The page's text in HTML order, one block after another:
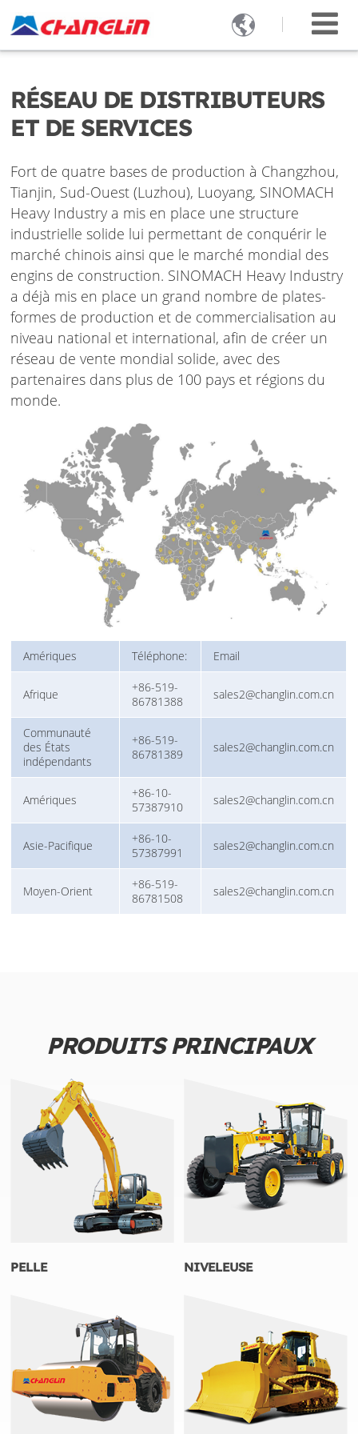

RÉSEAU DE DISTRIBUTEURS
ET DE SERVICES
Fort de quatre bases de production à Changzhou,
Tianjin, Sud-Ouest (Luzhou), Luoyang, SINOMACH
Heavy Industry a mis en place une structure
industrielle solide lui permettant de conquérir le
marché chinois ainsi que le marché mondial des
engins de construction. SINOMACH Heavy Industry
a déjà mis en place un grand nombre de plates-
formes de production et de commercialisation au
niveau national et international, afin de créer un
réseau de vente mondial solide, avec des
partenaires dans plus de 100 pays et régions du
monde.
Amériques Téléphone: Email
Afrique
+86-519-
86781388
sales2@changlin.com.cn
Communauté
des États
indépendants
+86-519-
86781389
sales2@changlin.com.cn
Amériques
+86-10-
57387910
sales2@changlin.com.cn
Asie-Pacifique
+86-10-
57387991
sales2@changlin.com.cn
Moyen-Orient
+86-519-
86781508
sales2@changlin.com.cn
PRODUITS PRINCIPAUX
PELLE NIVELEUSE